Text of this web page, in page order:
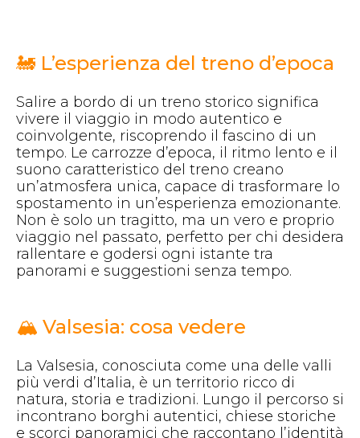
🚂 L’esperienza del treno d’epoca
Salire a bordo di un treno storico significa
vivere il viaggio in modo autentico e
coinvolgente, riscoprendo il fascino di un
tempo. Le carrozze d’epoca, il ritmo lento e il
suono caratteristico del treno creano
un’atmosfera unica, capace di trasformare lo
spostamento in un’esperienza emozionante.
Non è solo un tragitto, ma un vero e proprio
viaggio nel passato, perfetto per chi desidera
rallentare e godersi ogni istante tra
panorami e suggestioni senza tempo.
🏔️ Valsesia: cosa vedere
La Valsesia, conosciuta come una delle valli
più verdi d’Italia, è un territorio ricco di
natura, storia e tradizioni. Lungo il percorso si
incontrano borghi autentici, chiese storiche
e scorci panoramici che raccontano l’identità